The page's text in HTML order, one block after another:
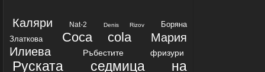
Каляри Nat-2 Denis Rizov
Боряна
Златкова
Coca cola
Мария
Илиева
Ръбестите фризури
Руската седмица на